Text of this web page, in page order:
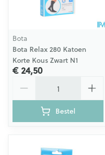
Bota
Bota Relax 280 Katoen
Korte Kous Zwart N1
€ 24,50
Bestel